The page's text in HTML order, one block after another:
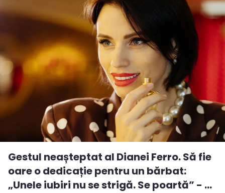
Gestul neașteptat al Dianei Ferro. Să fie
oare o dedicație pentru un bărbat:
„Unele iubiri nu se strigă. Se poartă” - ...